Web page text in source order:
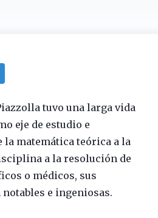
tuvo una larga vida
eje de estudio e
la matemática teórica a la
a la resolución de
o médicos, sus
e ingeniosas.